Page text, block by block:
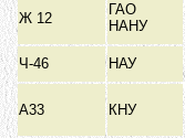
Ж 12
ГАО
НАНУ
Ч-46
НАУ
А33 КНУ